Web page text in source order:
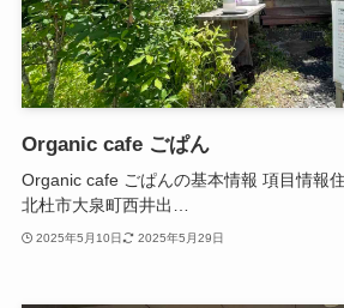
Organic cafe ごぱん
Organic cafe ごぱんの基本情報 項目情報
北杜市大泉町西井出…
2025年5月10日 2025年5月29日